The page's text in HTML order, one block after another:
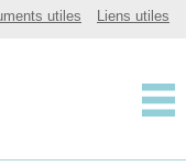
utiles Liens utiles